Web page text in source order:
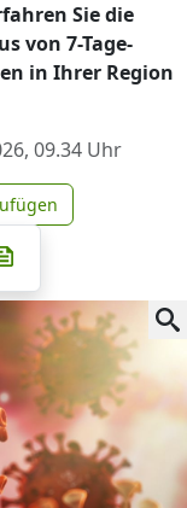
Sie die
von 7-Tage-
in Ihrer Region
09.34 Uhr
Google
auf Telegram
X